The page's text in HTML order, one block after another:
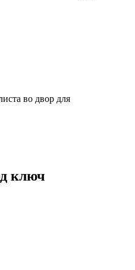
во двор для
ключ